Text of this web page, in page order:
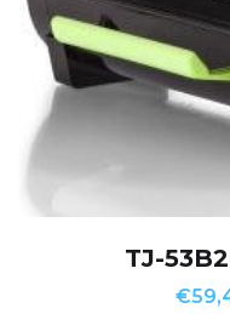
TJ-
€